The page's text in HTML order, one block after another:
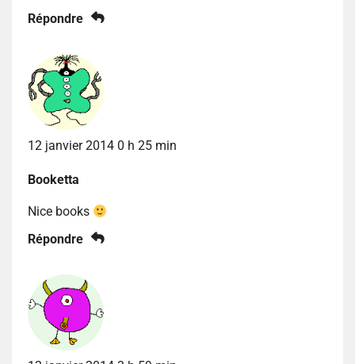
Répondre
12 janvier 2014 0 h 25 min
Booketta
Nice books
Répondre